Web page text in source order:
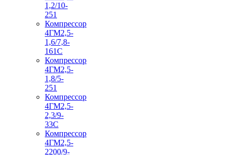
1,2/10-
251
Компрессор
4ГМ2,5-
1,6/7,8-
161С
Компрессор
4ГМ2,5-
1,8/5-
251
Компрессор
4ГМ2,5-
2,3/9-
33С
Компрессор
4ГМ2,5-
2200/9-